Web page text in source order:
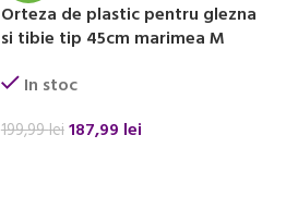
Orteza de plastic pentru glezna
si tibie tip 45cm marimea M
In stoc
199,99lei187,99 lei